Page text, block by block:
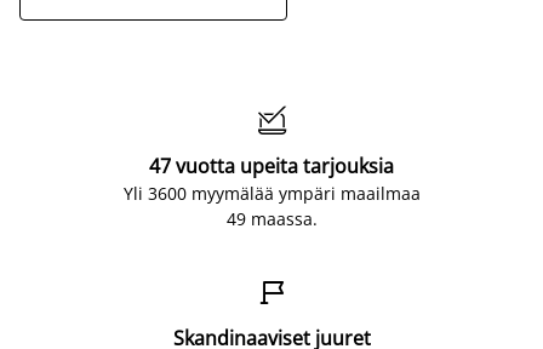

47 vuotta upeita tarjouksia
Yli 3600 myymälää ympäri maailmaa
49 maassa.

Skandinaaviset juuret